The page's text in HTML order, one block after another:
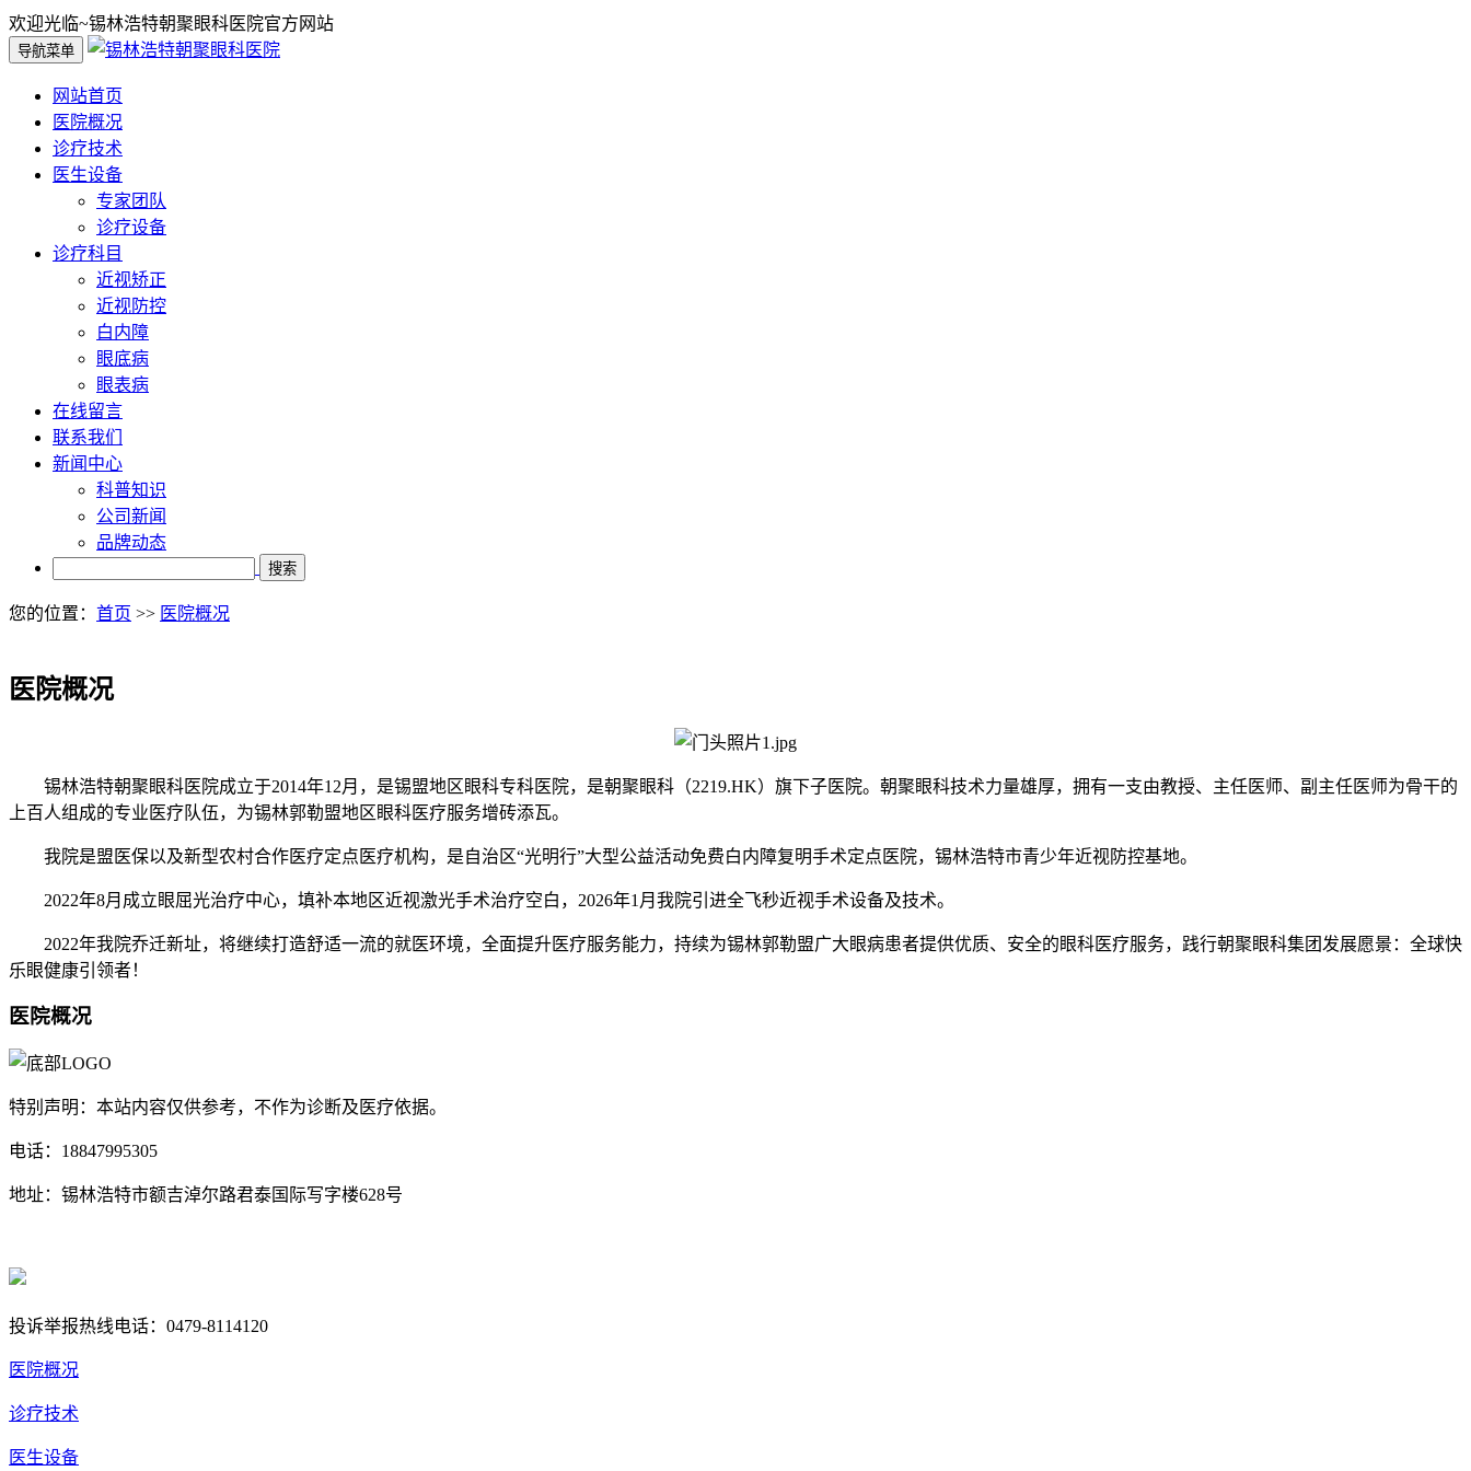
欢迎光临~锡林浩特朝聚眼科医院官方网站
导航菜单
网站首页
医院概况
诊疗技术
医生设备
专家团队
诊疗设备
诊疗科目
近视矫正
近视防控
白内障
眼底病
眼表病
在线留言
联系我们
新闻中心
科普知识
公司新闻
品牌动态
搜索
您的位置： 首页 >> 医院概况
医院概况
锡林浩特朝聚眼科医院成立于2014年12月，是锡盟地区眼科专科医院，是朝聚眼科（2219.HK）旗下子医院。朝聚眼科技术力量雄厚，拥有一支由教授、主任医师、副主任医师为骨干的
上百人组成的专业医疗队伍，为锡林郭勒盟地区眼科医疗服务增砖添瓦。
我院是盟医保以及新型农村合作医疗定点医疗机构，是自治区“光明行”大型公益活动免费白内障复明手术定点医院，锡林浩特市青少年近视防控基地。
2022年8月成立眼屈光治疗中心，填补本地区近视激光手术治疗空白， 2026年1月我院引进全飞秒近视手术设备及技术。
2022年我院乔迁新址，将继续打造舒适一流的就医环境，全面提升医疗服务能力，持续为锡林郭勒盟广大眼病患者提供优质、安全的眼科医疗服务，践行朝聚眼科集团发展愿景：全球快
乐眼健康引领者！
医院概况
特别声明：本站内容仅供参考，不作为诊断及医疗依据。
电话：18847995305
地址：锡林浩特市额吉淖尔路君泰国际写字楼628号
投诉举报热线电话：0479-8114120
医院概况
诊疗技术
医生设备